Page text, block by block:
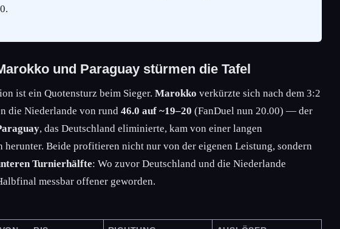
und Paraguay stürmen die Tafel
ist ein Quotensturz beim Sieger. Marokko verkürzte sich nach dem 3:2
die Niederlande von rund 46.0 auf ~19–20 (FanDuel nun 20.00) — der
, das Deutschland eliminierte, kam von einer langen
herunter. Beide profitieren nicht nur von der eigenen Leistung, sondern
Turnierhälfte: Wo zuvor Deutschland und die Niederlande
messbar offener geworden.